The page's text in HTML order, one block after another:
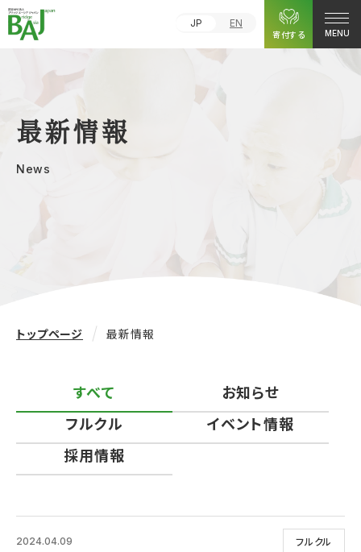
JP
EN
寄付する
MENU
最新情報
News
トップページ 最新情報
すべて
お知らせ
フルクル
イベント情報
採用情報
フルクル
2024.04.09